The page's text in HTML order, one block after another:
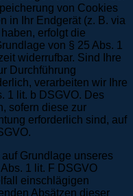
von Cookies
in Ihr Endgerät (z. B. via
erfolgt die
von § 25 Abs. 1
widerrufbar. Sind Ihre
Durchführung
verarbeiten wir Ihre
1 lit. b DSGVO. Des
sofern diese zur
erforderlich sind, auf
Grundlage unseres
1 lit. F DSGVO
einschlägigen
Absätzen dieser